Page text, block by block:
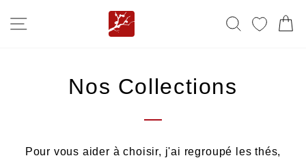
au
MES
Nos Collections
Pour vous aider à choisir, j'ai regroupé les thés,